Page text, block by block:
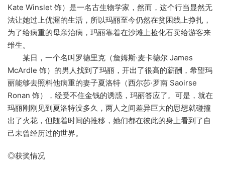
Kate Winslet 饰）是一名古生物学家，然而，这个行当显然无
法让她过上优渥的生活，所以玛丽至今仍然在贫困线上挣扎，
为了给病重的母亲治病，玛丽靠着在沙滩上捡化石卖给游客来
维生。
某日，一个名叫罗德里克（詹姆斯·麦卡德尔 James
McArdle 饰）的男人找到了玛丽，开出了很高的薪酬，希望玛
丽能够去照料他病重的妻子夏洛特（西尔莎·罗南 Saoirse
Ronan 饰），经受不住金钱的诱惑，玛丽答应了。可是，就在
玛丽刚刚见到夏洛特没多久，两人之间差异巨大的思想就碰撞
出了火花，但随着时间的推移，她们都在彼此的身上看到了自
己未曾经历过的世界。
◎获奖情况